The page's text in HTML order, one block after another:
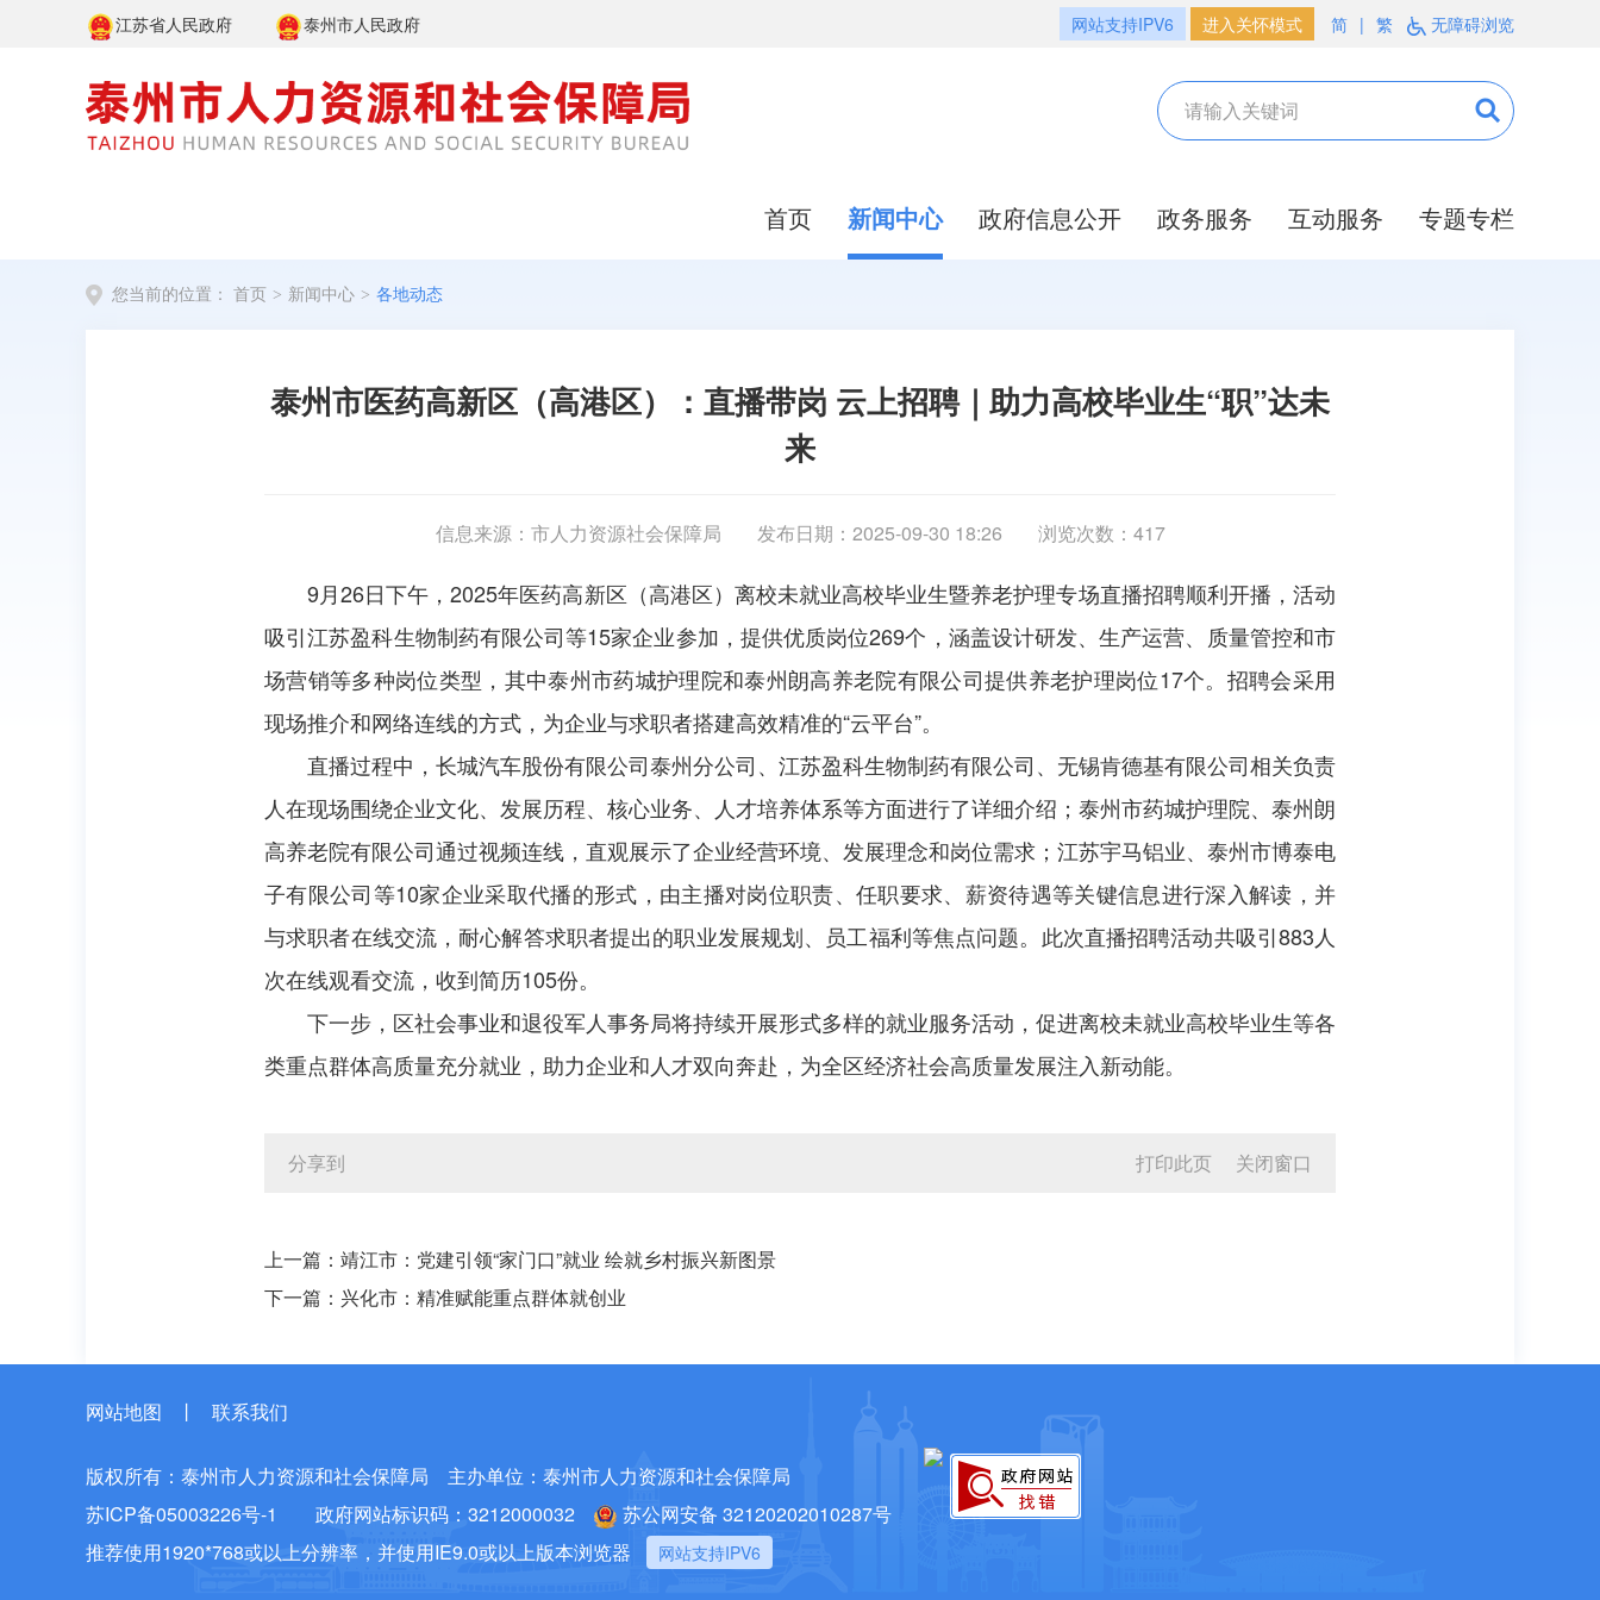
江苏省人民政府 泰州市人民政府 网站支持IPV6 进入关怀模式 简 | 繁 无障碍浏览
首页 新闻中心 政府信息公开 政务服务 互动服务 专题专栏
您当前的位置： 首页 > 新闻中心 > 各地动态
泰州市医药高新区（高港区）：直播带岗 云上招聘｜助力高校毕业生“职”达未
来
信息来源：市人力资源社会保障局 发布日期：2025-09-30 18:26 浏览次数： 417
9月26日下午，2025年医药高新区（高港区）离校未就业高校毕业生暨养老护理专场直播招聘顺利开播，活动
吸引江苏盈科生物制药有限公司等15家企业参加，提供优质岗位269个，涵盖设计研发、生产运营、质量管控和市
场营销等多种岗位类型，其中泰州市药城护理院和泰州朗高养老院有限公司提供养老护理岗位17个。招聘会采用
现场推介和网络连线的方式，为企业与求职者搭建高效精准的“云平台”。
直播过程中，长城汽车股份有限公司泰州分公司、江苏盈科生物制药有限公司、无锡肯德基有限公司相关负责
人在现场围绕企业文化、发展历程、核心业务、人才培养体系等方面进行了详细介绍；泰州市药城护理院、泰州朗
高养老院有限公司通过视频连线，直观展示了企业经营环境、发展理念和岗位需求；江苏宇马铝业、泰州市博泰电
子有限公司等10家企业采取代播的形式，由主播对岗位职责、任职要求、薪资待遇等关键信息进行深入解读，并
与求职者在线交流，耐心解答求职者提出的职业发展规划、员工福利等焦点问题。此次直播招聘活动共吸引883人
次在线观看交流，收到简历105份。
下一步，区社会事业和退役军人事务局将持续开展形式多样的就业服务活动，促进离校未就业高校毕业生等各
类重点群体高质量充分就业，助力企业和人才双向奔赴，为全区经济社会高质量发展注入新动能。
分享到 打印此页 关闭窗口
上一篇： 靖江市：党建引领“家门口”就业 绘就乡村振兴新图景
下一篇： 兴化市：精准赋能重点群体就创业
网站地图 丨 联系我们
版权所有：泰州市人力资源和社会保障局
主办单位：泰州市人力资源和社会保障局
苏ICP备05003226号-1
政府网站标识码：3212000032
苏公网安备 32120202010287号
推荐使用1920*768或以上分辨率，并使用IE9.0或以上版本浏览器
网站支持IPV6